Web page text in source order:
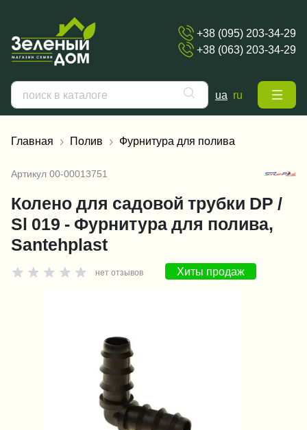
+38 (095) 203-34-29
+38 (063) 203-34-29
ua ru
Главная Полив Фурнитура для полива
Артикул 00-00013751
Колено для садовой трубки DP /
Sl 019 - Фурнитура для полива,
Santehplast
нет отзывов Хиты продаж